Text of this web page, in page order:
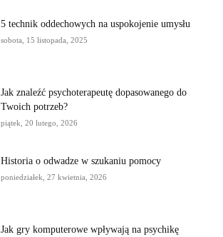
5 technik oddechowych na uspokojenie umysłu
sobota, 15 listopada, 2025
Jak znaleźć psychoterapeutę dopasowanego do
Twoich potrzeb?
piątek, 20 lutego, 2026
Historia o odwadze w szukaniu pomocy
poniedziałek, 27 kwietnia, 2026
Jak gry komputerowe wpływają na psychikę